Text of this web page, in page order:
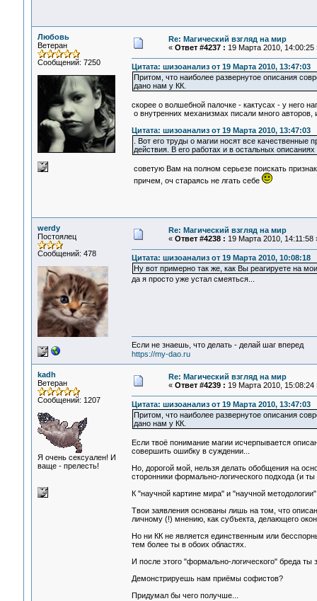
Любовь
Ветеран
Сообщений: 7250
Re: Магический взгляд на мир
« Ответ #4237 : 19 Марта 2010, 14:00:25
Цитата: шизоанализ от 19 Марта 2010, 13:47:03
Притом, что наиболее развернутое описания
дано нам у КК.
скорее о волшебной палочке - кактусах - у него
о внутренних механизмах писали много
Цитата: шизоанализ от 19 Марта 2010, 13:47:03
. Вот его труды о магии носят все
действия. В его работах и в остальных
советую Вам на полном серьезе поискать
причем, оч стараясь не лгать себе
werdy
Постоялец
Сообщений: 478
Re: Магический взгляд на мир
« Ответ #4238 : 19 Марта 2010, 14:11:58
Цитата: шизоанализ от 19 Марта 2010, 10:08:18
Ну вот примерно так же, как Вы реагируете на
да я просто уже устал смеяться...
Если не знаешь, что делать - делай шаг вперед
https://my-dao.ru
kadh
Ветеран
Сообщений: 1207
Я очень сексуален! И
ваще - прелесть!
Re: Магический взгляд на мир
« Ответ #4239 : 19 Марта 2010, 15:08:24
Цитата: шизоанализ от 19 Марта 2010, 13:47:03
Притом, что наиболее развернутое описания
дано нам у КК.
Если твоё понимание магии исчерпывается
совершить ошибку в суждении...
Но, дорогой мой, нельзя делать обобщения на
сторонники формально-логического подхода (и
К "научной картине мира" и "научной
Твои заявления основаны лишь на том, что
личному (!) мнению, как субъекта, делающего
Но ни КК не является единственным или
тем более ты в обоих областях.
И после этого "формально-логического" бреда ты
Демонстрируешь нам приёмы софистов?
Придумал бы чего получше...